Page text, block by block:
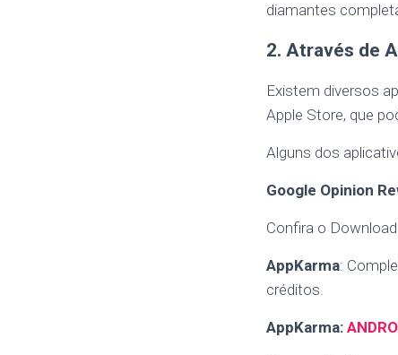
diamantes
2. Através de
Existem diversos
Apple Store, que
Alguns dos
Google Opinion
Confira o
AppKarma:
créditos.
AppKarma: